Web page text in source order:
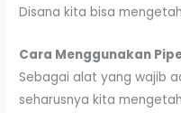
Disana kita bisa
Cara Menggunakan
Sebagai alat yang wajib
seharusnya kita